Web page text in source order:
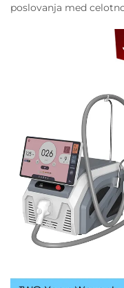
poslovanja med